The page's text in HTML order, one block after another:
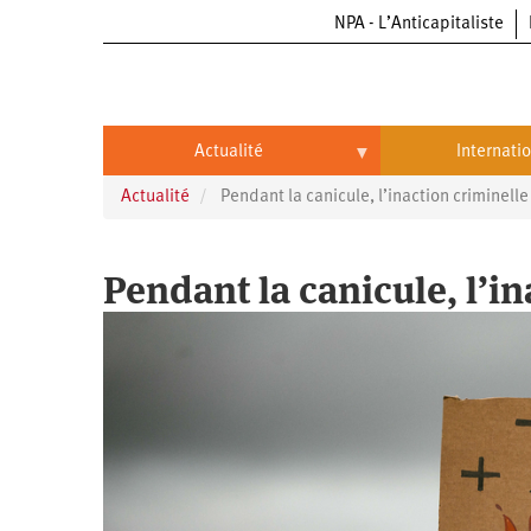
NPA - L’Anticapitaliste
Actualité
Actualité
Entreprises
Aéronautique
Antiracisme
Écologie
International
Chine
Continents
Continents
Afrique
Actualité Pendant la canicule, l’inaction
Pendant la canicule,